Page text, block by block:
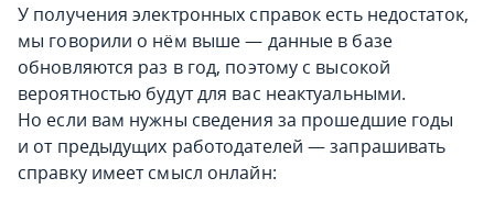
У получения электронных справок есть недостаток,
мы говорили о нём выше — данные в базе
обновляются раз в год, поэтому с высокой
вероятностью будут для вас неактуальными.
Но если вам нужны сведения за прошедшие годы
и от предыдущих работодателей — запрашивать
справку имеет смысл онлайн: